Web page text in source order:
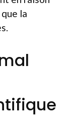
la